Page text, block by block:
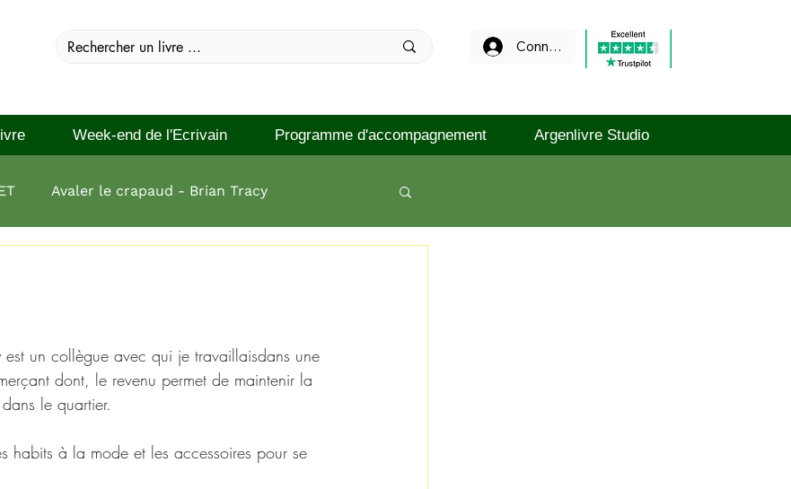
Connexion
Week-end de l'Ecrivain Programme d'accompagnement Argenlivre Studio
Avaler le crapaud - Brian Tracy
un collègue avec qui je travaillaisdans une
dont, le revenu permet de maintenir la
le quartier.
habits à la mode et les accessoires pour se